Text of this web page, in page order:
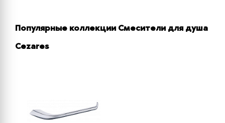
Популярные коллекции Смесители для душа
Cezares